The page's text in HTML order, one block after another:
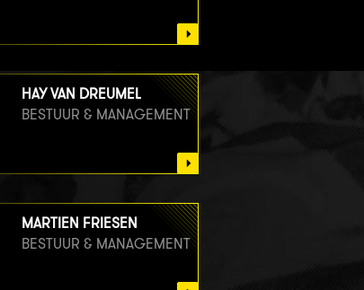
HAY VAN DREUMEL
BESTUUR & MANAGEMENT
MARTIEN FRIESEN
BESTUUR & MANAGEMENT